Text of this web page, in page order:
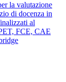
la valutazione
di docenza in
al
FCE, CAE